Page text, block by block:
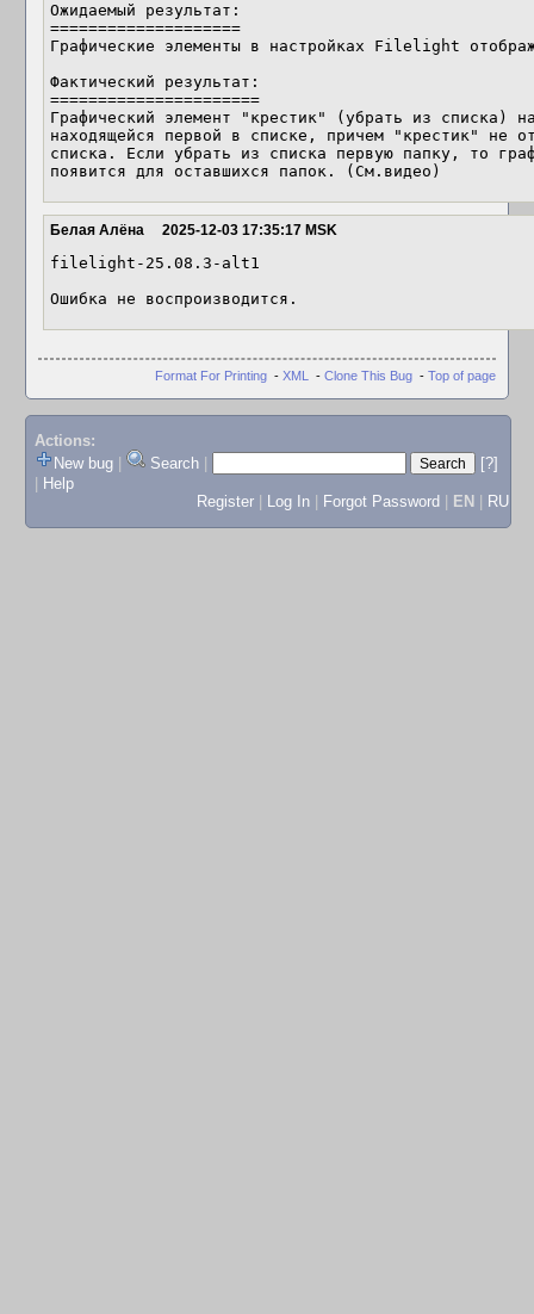
Ожидаемый результат:
====================
Графические элементы в настройках Filelight
Фактический результат:
======================
Графический элемент "крестик" (убрать из списка)
находящейся первой в списке, причем "крестик" не
списка. Если убрать из списка первую папку, то
появится для оставшихся папок. (См.видео)
Белая Алёна 2025-12-03 17:35:17 MSK
filelight-25.08.3-alt1
Ошибка не воспроизводится.
Format For Printing - XML - Clone This Bug - Top of page
Actions:
New bug
Search
[?]
Help
Register
Log In Forgot Password EN RU